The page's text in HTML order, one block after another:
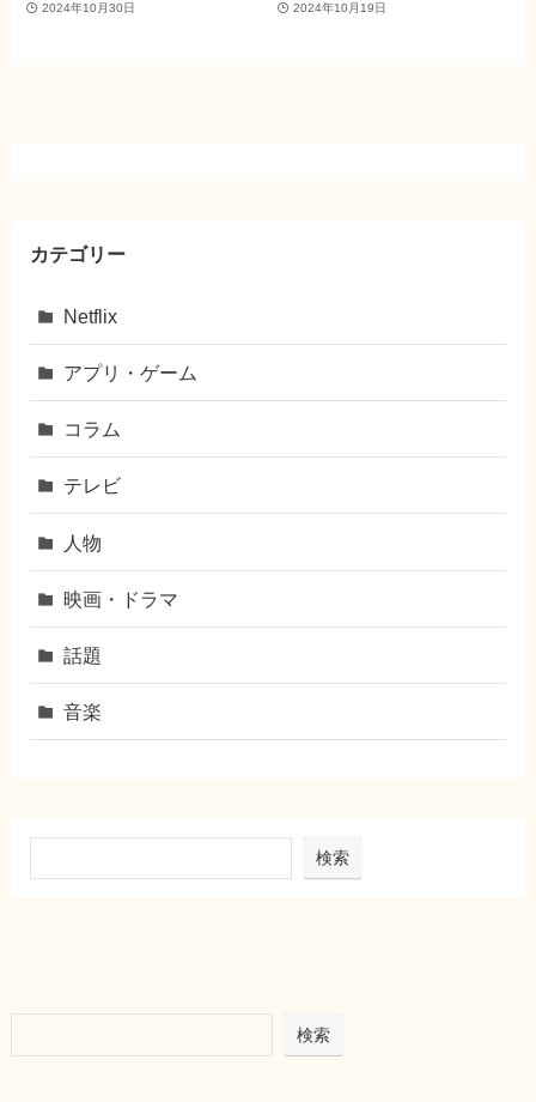
2024年10月30日 2024年10月19日
カテゴリー
Netflix
アプリ・ゲーム
コラム
テレビ
人物
映画・ドラマ
話題
音楽
検索
検索